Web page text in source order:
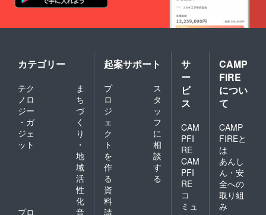
されま
前には
必ずお
届けの
リター
ンに貼
付され
たラベ
意書き
をご確
認くだ
さい。
です。
※地域の
子供会
支援団
体様、
女性部
会様、
ご近所
のお仲
間様、
です。
ます。
当方が
ご指定
さった
会場ま
で赴き
ます。
交通費
はこち
らで用
す。 講
演会の
開催時
期は、
2024年
10月～
11月頃
を予定
してい
ます。
カテゴリー
テク
ノロ
ジー
・ガ
ジェ
ット
ま
ち
づ
く
り
・
地
域
活
性
化
プロ
音
起案サポート
プ
ロ
ジ
ェ
ク
ト
を
作
る
ス
タ
ッ
フ
に
相
談
す
る
資
料
請
サ
ー
ビ
ス
CAM
PFI
RE
CAM
PFI
RE
コ
ミュ
CAMP
FIRE
につい
て
CAMP
FIREと
は
あんし
ん・安
全への
取り組
み